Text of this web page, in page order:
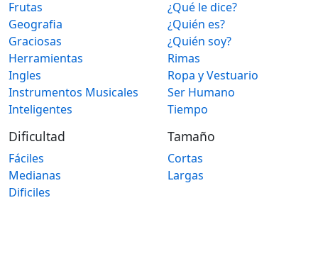
Frutas
Geografia
Graciosas
Herramientas
Ingles
Instrumentos Musicales
Inteligentes
¿Qué le dice?
¿Quién es?
¿Quién soy?
Rimas
Ropa y Vestuario
Ser Humano
Tiempo
Dificultad
Fáciles
Medianas
Dificiles
Tamaño
Cortas
Largas